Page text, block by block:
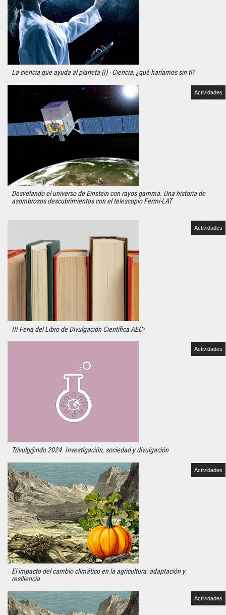
La ciencia que ayuda al planeta (I) · Ciencia, ¿qué haríamos sin ti?
Actividades
Desvelando el universo de Einstein con rayos gamma. Una historia de
asombrosos descubrimientos con el telescopio Fermi-LAT
Actividades
III Feria del Libro de Divulgación Científica AEC²
Actividades
Trivulg@ndo 2024. Investigación, sociedad y divulgación
Actividades
El impacto del cambio climático en la agricultura: adaptación y
resiliencia
Actividades